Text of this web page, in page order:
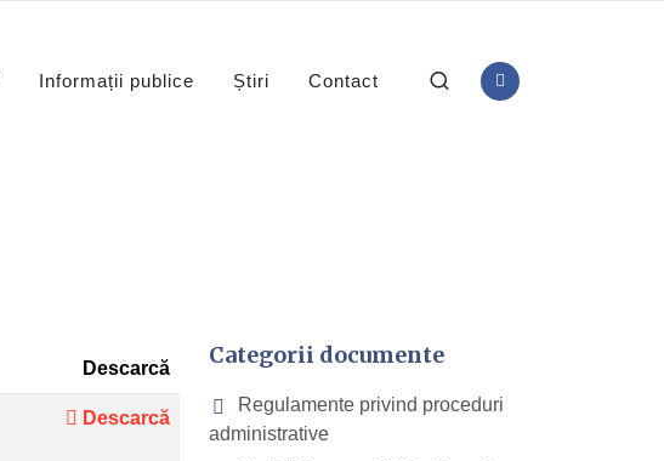
Informații publice Știri Contact
Descarcă
Descarcă
Categorii documente
Regulamente privind proceduri
administrative